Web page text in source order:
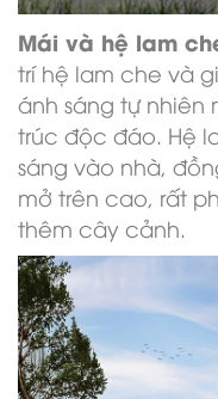
Mái và hệ lam
trí hệ lam che và
ánh sáng tự nhiên
trúc độc đáo. Hệ
sáng vào nhà,
mở trên cao, rất
thêm cây cảnh.